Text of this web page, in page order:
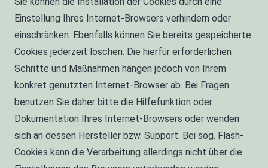
Einstellung Ihres Internet-Browsers verhindern oder
einschränken. Ebenfalls können Sie bereits gespeicherte
Cookies jederzeit löschen. Die hierfür erforderlichen
Schritte und Maßnahmen hängen jedoch von Ihrem
konkret genutzten Internet-Browser ab. Bei Fragen
benutzen Sie daher bitte die Hilfefunktion oder
Dokumentation Ihres Internet-Browsers oder wenden
sich an dessen Hersteller bzw. Support. Bei sog. Flash-
Cookies kann die Verarbeitung allerdings nicht über die